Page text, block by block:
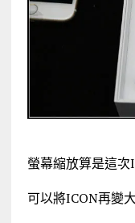
螢幕縮放算是這
可以將ICON再變